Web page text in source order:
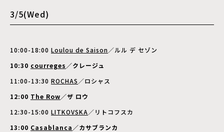
3/5(Wed)
10:00-18:00 Loulou de Saison／ルル デ セゾン
10:30 courreges ／クレージュ
11:00-13:30 ROCHAS ／ロシャス
12:00 The Row／ザ ロウ
12:30-15:00 LITKOVSKA／リトコフスカ
13:00 Casablanca ／カサブランカ